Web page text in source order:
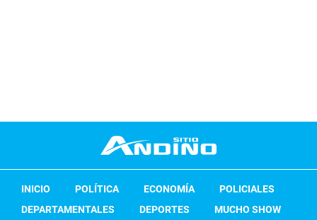
INICIO POLÍTICA ECONOMÍA
POLICIALES
DEPARTAMENTALES
DEPORTES MUCHO SHOW